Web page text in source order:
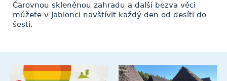
Čarovnou skleněnou zahradu a další bezva věci
můžete v Jablonci navštívit každý den od desíti do
šesti.